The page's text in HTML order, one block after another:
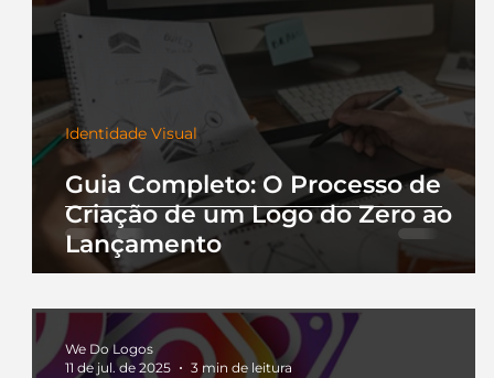
Guia Completo: O Processo de
Criação de um Logo do Zero ao
Lançamento
Identidade Visual
We Do Logos
11 de jul. de 2025
3 min de leitura